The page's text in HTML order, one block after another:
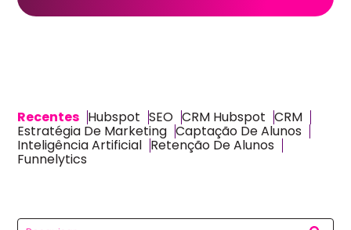
Recentes Hubspot SEO CRM Hubspot CRM
Estratégia De Marketing Captação De Alunos
Inteligência Artificial Retenção De Alunos
Funnelytics